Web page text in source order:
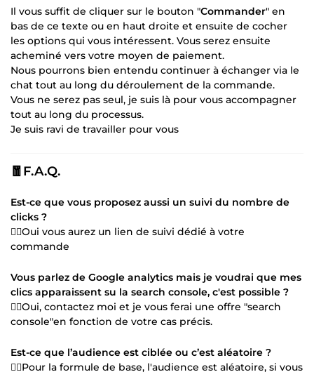
Il vous suffit de cliquer sur le bouton "Commander" en
bas de ce texte ou en haut droite et ensuite de cocher
les options qui vous intéressent. Vous serez ensuite
acheminé vers votre moyen de paiement.
Nous pourrons bien entendu continuer à échanger via le
chat tout au long du déroulement de la commande.
Vous ne serez pas seul, je suis là pour vous accompagner
tout au long du processus.
Je suis ravi de travailler pour vous
🧧F.A.Q.
Est-ce que vous proposez aussi un suivi du nombre de
clicks ?
👉🏻Oui vous aurez un lien de suivi dédié à votre
commande
Vous parlez de Google analytics mais je voudrai que mes
clics apparaissent su la search console, c'est possible ?
👉🏻Oui, contactez moi et je vous ferai une offre "search
console"en fonction de votre cas précis.
Est-ce que l’audience est ciblée ou c’est aléatoire ?
👉🏻Pour la formule de base, l'audience est aléatoire, si vous